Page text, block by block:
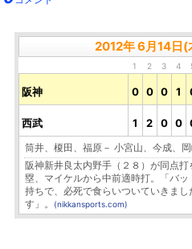
2012年 6月14日(
1 2 3 4
阪神 0 0 0 1
西武 1 2 0 0
筒井、榎田、福原－ 小宮山、今成、
阪神新井良太内野手（２８）が同点
塁、マイケルから中前適時打。「バ
持ちで、必死で食らいついていきま
す」。
(nikkansports.com)